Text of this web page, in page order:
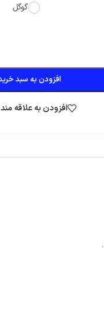
گوگل
افزودن به سبد
افزودن به علاقه